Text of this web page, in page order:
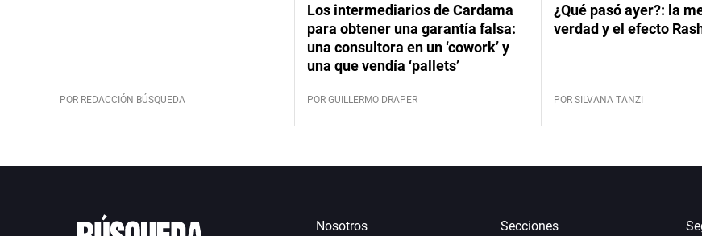
POR REDACCIÓN BÚSQUEDA
Los intermediarios de Cardama
para obtener una garantía falsa:
una consultora en un ‘cowork’ y
una que vendía ‘pallets’
POR GUILLERMO DRAPER
¿Qué pasó ayer?: la
verdad y el efecto
POR SILVANA TANZI
Nosotros
Secciones